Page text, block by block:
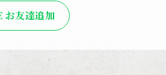
お友達追加